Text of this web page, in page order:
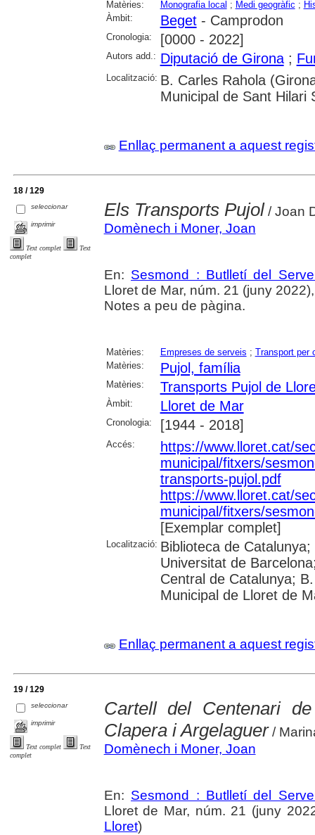
Matèries: Monografia local ; Medi geogràfic ;
Àmbit:
Beget- Camprodon
Cronologia: [0000 - 2022]
Autors add.: Diputació de Girona;
Localització: B. Carles Rahola
Municipal de Sant Hilari
Enllaç permanent a aquest
18 / 129
seleccionar
imprimir
Text complet
Text
complet
Els Transports Pujol/ Joan
Domènech i Moner, Joan
En: Sesmond : Butlletí del
Lloret de Mar, núm. 21 (juny
Notes a peu de pàgina.
Matèries: Empreses de serveis ; Transport per
Matèries:
Pujol, família
Matèries: Transports Pujol de
Àmbit: Lloret de Mar
Cronologia: [1944 - 2018]
Accés:
https://www.lloret.cat/
municipal/fitxers/
transports-pujol.pdf
https://www.lloret.cat/
municipal/fitxers/
[Exemplar complet]
Localització: Biblioteca de
Universitat de
Central de Catalunya;
Municipal de Lloret de
Enllaç permanent a aquest
19 / 129
seleccionar
imprimir
Text complet
Text
complet
Cartell del Centenari
Clapera i Argelaguer/
Domènech i Moner, Joan
En: Sesmond : Butlletí del
Lloret de Mar, núm. 21 (juny
Lloret)